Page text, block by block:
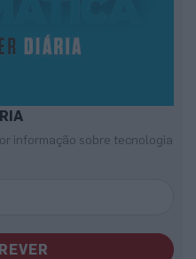
informação sobre tecnologia